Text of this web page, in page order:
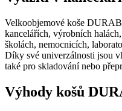
Velkoobjemové koše
kancelářích, výrobních
školách, nemocnicích,
Díky své univerzálnosti jsou
také pro skladování nebo
Výhody košů